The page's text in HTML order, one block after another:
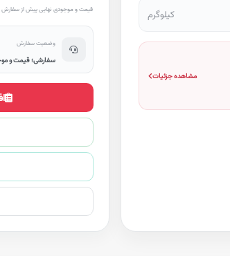
کیلوگرم
مشاهده جزئیات
قیمت و موجودی نهایی پیش از سفارش
وضعیت سفارش
سفارشی؛ قیمت و